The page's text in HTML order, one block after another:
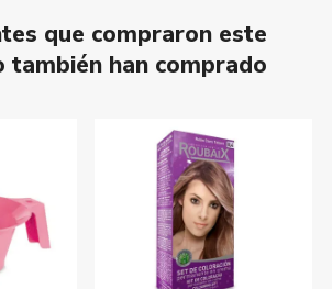
que compraron este
también han comprado